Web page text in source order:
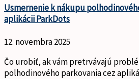
Usmernenie k nákupu
aplikácii ParkDots
12. novembra 2025
Čo urobiť, ak vám pretrvávajú
polhodinového parkovania cez